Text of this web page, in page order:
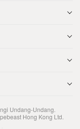
Undang-Undang.
Hong Kong Ltd.